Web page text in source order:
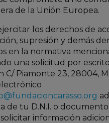
de la Unión Europea.
los derechos de
supresión y demás
en la normativa
una solicitud por
C/ Piamonte 23, 28004,
de tu D.N.I. o
información